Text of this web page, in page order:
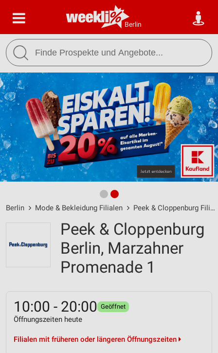
Berlin
Berlin Mode & Bekleidung Filialen Peek & Cloppenburg Filialen
Peek & Cloppenburg
Berlin, Marzahner
Promenade 1
10:00 - 20:00 Geöffnet
Öffnungszeiten heute
Filialen mit früheren oder längeren Öffnungszeiten